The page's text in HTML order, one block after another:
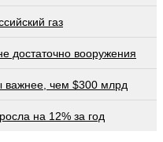
газ
достаточно вооружения
важнее, чем $300 млрд
на 12% за год